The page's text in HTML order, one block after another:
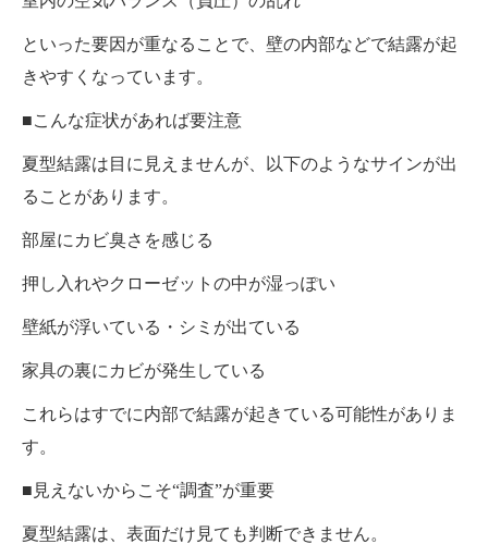
といった要因が重なることで、壁の内部などで結露が起
きやすくなっています。
■こんな症状があれば要注意
夏型結露は目に見えませんが、以下のようなサインが出
ることがあります。
部屋にカビ臭さを感じる
押し入れやクローゼットの中が湿っぽい
壁紙が浮いている・シミが出ている
家具の裏にカビが発生している
これらはすでに内部で結露が起きている可能性がありま
す。
■見えないからこそ“調査”が重要
夏型結露は、表面だけ見ても判断できません。